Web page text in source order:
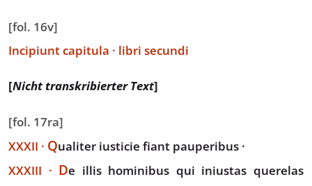
[fol. 16v]
Incipiunt capitula · libri secundi
[Nicht transkribierter Text]
[fol. 17ra]
XXXII · Qualiter iusticie fiant pauperibus ·
XXXIII · De illis hominibus qui iniustas querelas